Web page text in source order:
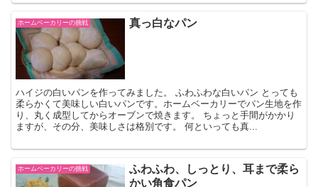
ホームベーカリーの挑戦 真っ白なパン
ハイジの白いパンを作ってみました。 ふわふわな白いパン とっても
柔らかくて美味しい白いパンです。ホームベーカリーでパン生地を作
り、丸く成型してからオーブンで焼きます。 ちょっと手間がかかり
ますが、その分、美味しさは格別です。 何といっても真...
ホームベーカリーの挑戦
ふわふわ、しっとり、耳まで柔ら
かい角食パン